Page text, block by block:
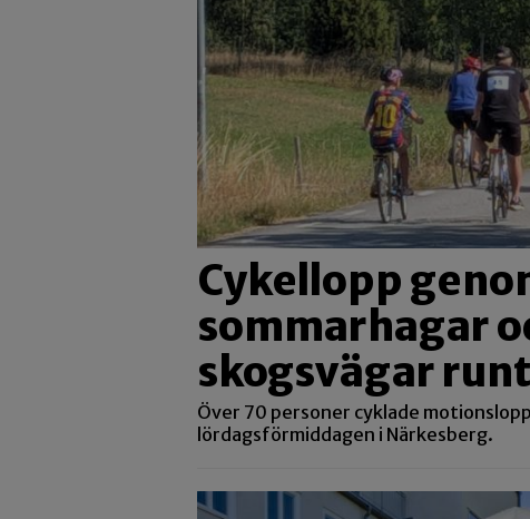
Cykellopp
sommarhagar
skogsvägar
Över 70 personer cyklade
lördagsförmiddagen i Närkesberg.